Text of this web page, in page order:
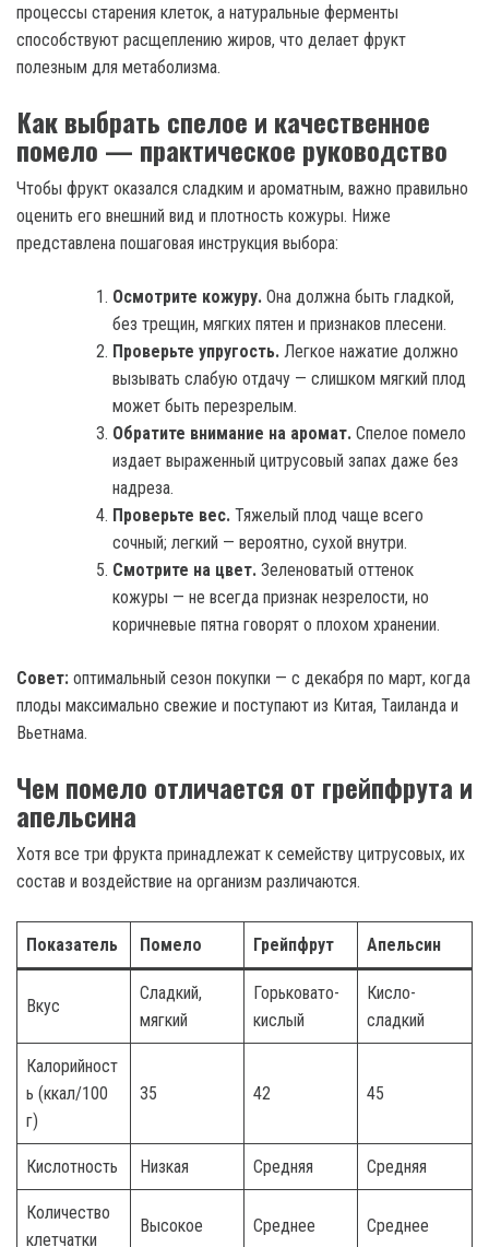
процессы старения клеток, а натуральные ферменты
способствуют расщеплению жиров, что делает фрукт
полезным для метаболизма.
Как выбрать спелое и качественное
помело — практическое руководство
Чтобы фрукт оказался сладким и ароматным, важно правильно
оценить его внешний вид и плотность кожуры. Ниже
представлена пошаговая инструкция выбора:
Осмотрите кожуру. Она должна быть гладкой,
без трещин, мягких пятен и признаков плесени.
Проверьте упругость. Легкое нажатие должно
вызывать слабую отдачу — слишком мягкий плод
может быть перезрелым.
Обратите внимание на аромат. Спелое помело
издает выраженный цитрусовый запах даже без
надреза.
Проверьте вес. Тяжелый плод чаще всего
сочный; легкий — вероятно, сухой внутри.
Смотрите на цвет. Зеленоватый оттенок
кожуры — не всегда признак незрелости, но
коричневые пятна говорят о плохом хранении.
Совет: оптимальный сезон покупки — с декабря по март, когда
плоды максимально свежие и поступают из Китая, Таиланда и
Вьетнама.
Чем помело отличается от грейпфрута и
апельсина
Хотя все три фрукта принадлежат к семейству цитрусовых, их
состав и воздействие на организм различаются.
Показатель Помело Грейпфрут Апельсин
Вкус
Сладкий,
мягкий
Горьковато-
кислый
Кисло-
сладкий
Калорийност
ь (ккал/100
г)
35 42 45
Кислотность Низкая Средняя Средняя
Количество
клетчатки
Высокое Среднее Среднее